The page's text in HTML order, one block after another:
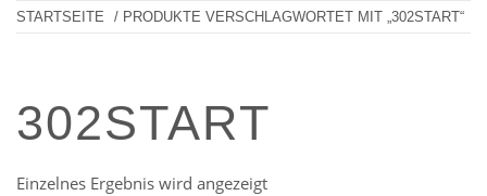
STARTSEITE / PRODUKTE VERSCHLAGWORTET MIT „302START“
302START
Einzelnes Ergebnis wird angezeigt